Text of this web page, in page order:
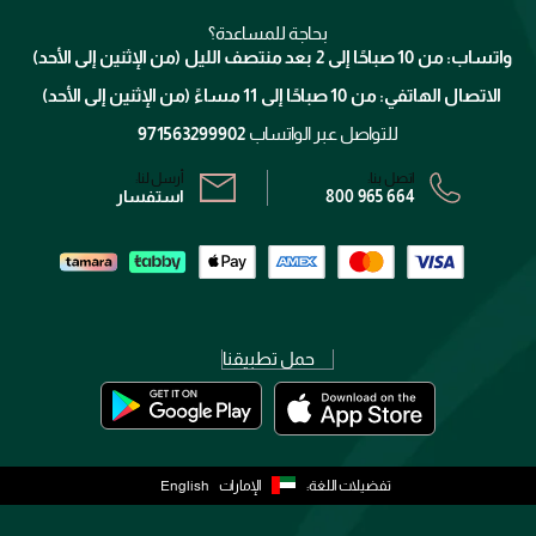
الإرجاع
برنامج الولاء ميوز
الشروط و الأحكام
سياسة الخصوصية
بحاجة للمساعدة؟
واتساب: من 10 صباحًا إلى 2 بعد منتصف الليل (من الإثنين إلى الأحد)
الاتصال الهاتفي: من 10 صباحًا إلى 11 مساءً (من الإثنين إلى الأحد)
للتواصل عبر الواتساب 971563299902
اتصل بنا:
800 965 664
أرسل لنا:
استفسار
حمل تطبيقنا
تفضيلات اللغة: الإمارات English